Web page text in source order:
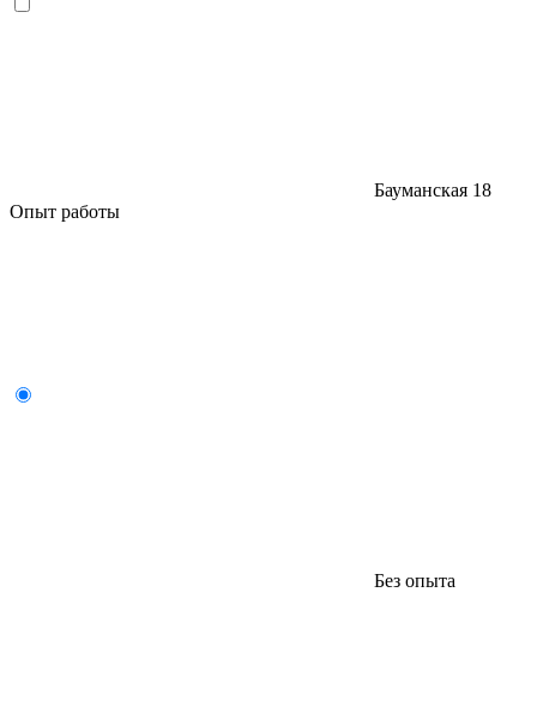
Бауманская 18
Опыт работы
Без опыта